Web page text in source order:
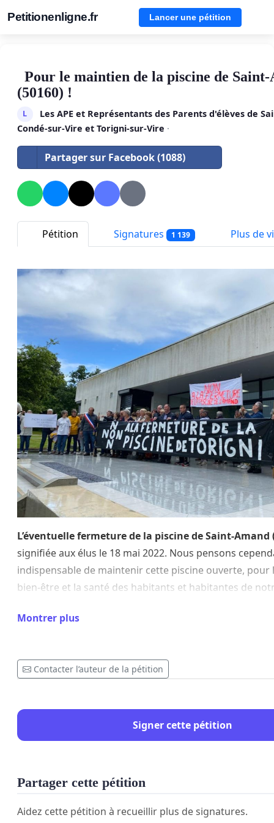
Petitionenligne.fr Lancer une pétition
Pour le maintien de la piscine de
(50160) !
L
Les APE et Représentants des Parents d'élèves de
Condé-sur-Vire et Torigni-sur-Vire ·
Partager sur Facebook (1088)
Pétition Signatures 1 139 Plus de
L’éventuelle fermeture de la piscine de Saint-Amand
signifiée aux élus le 18 mai 2022. Nous pensons
indispensable de maintenir cette piscine ouverte, pour
bien-être et la santé des habitants et habitantes de
En effet, cette piscine,
- les écoles de :
Guilberville ;
Saint-Jean-des-Baisants ;
Moyon ;
Saint-Martin-des-Besaces ;
Montrer plus
Contacter l’auteur de la pétition
Signer cette pétition
Partager cette pétition
Aidez cette pétition à recueillir plus de signatures.